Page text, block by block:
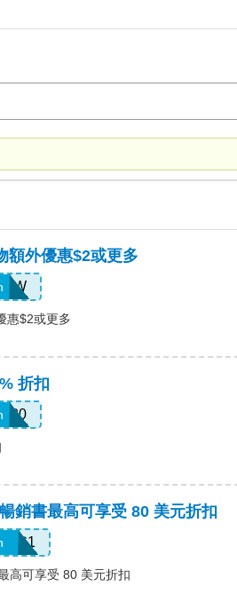
額外優惠$2或更多
惠$2或更多
折扣
銷書最高可享受 80 美元折扣
高可享受 80 美元折扣